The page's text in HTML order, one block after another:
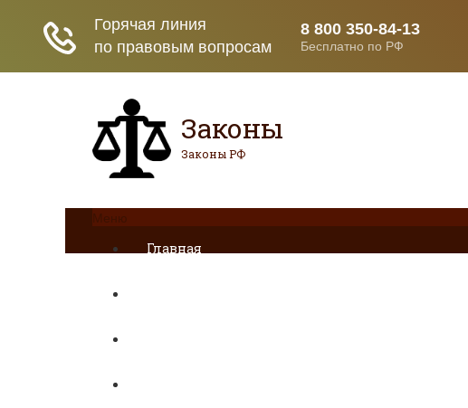
Законы
Законы РФ
Меню
Главная